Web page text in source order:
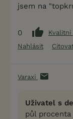
jsem na
0
Nahlásit
Varaxi
Uživatel s
půl